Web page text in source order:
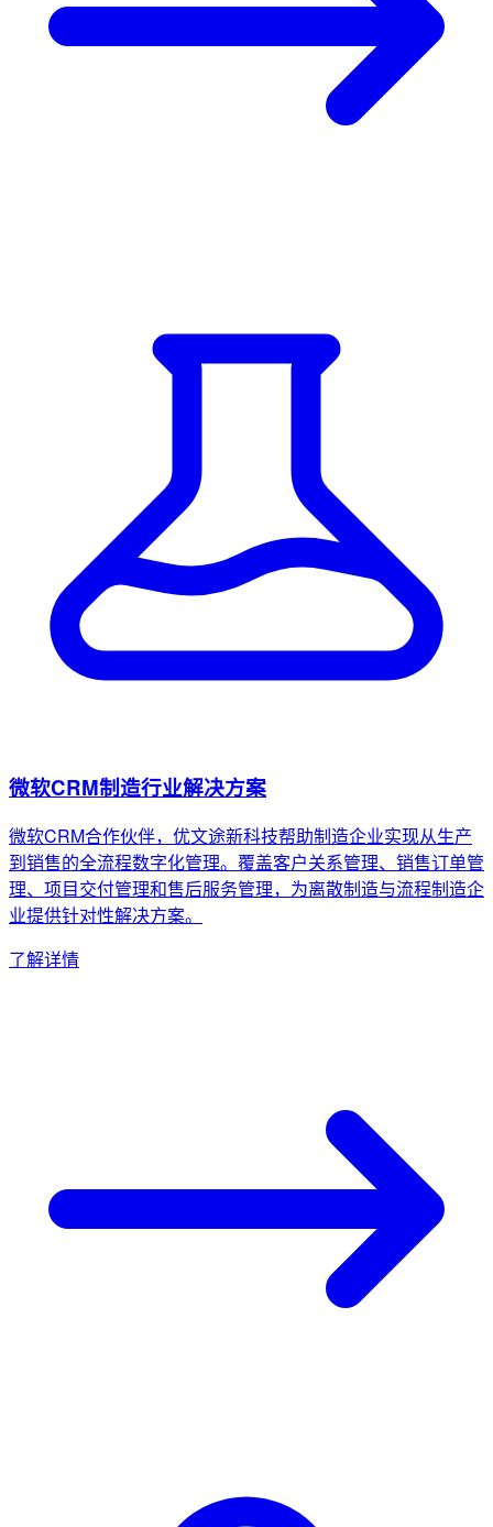
微软CRM制造行业解决方案
微软CRM合作伙伴，优文途新科技帮助制造企业实现从生产
到销售的全流程数字化管理。覆盖客户关系管理、销售订单管
理、项目交付管理和售后服务管理，为离散制造与流程制造企
业提供针对性解决方案。
了解详情